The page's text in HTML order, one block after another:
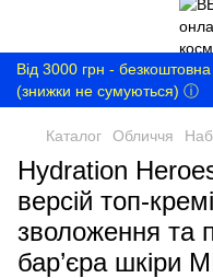
Від 3000 грн -
(знижки не сумуються) ⓘ
Каталог Обличчя
Hydration
версій топ-
зволоження та
бар’єра шкіри